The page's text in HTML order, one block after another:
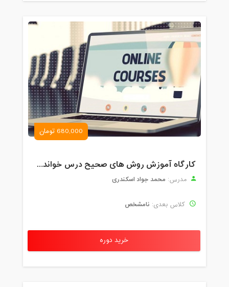
680,000 تومان
کارگاه آموزش روش های صحیح درس خواندن همراه با یادگیری بدون فراموشی
مدرس: محمد جواد اسکندری
کلاس بعدی: نامشخص
خرید دوره